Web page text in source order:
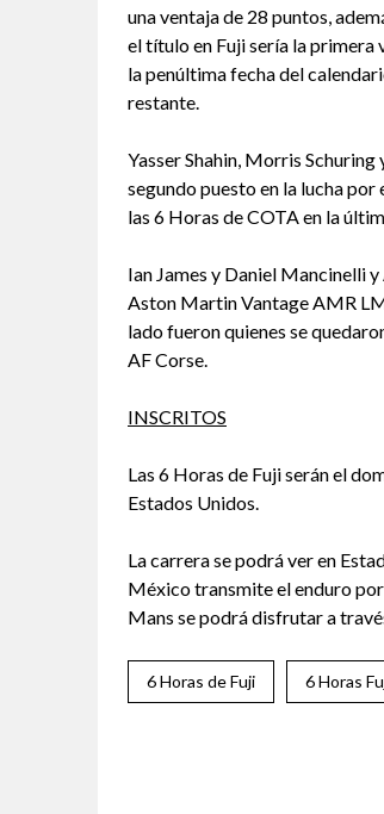
una ventaja de 28 puntos,
el título en Fuji sería la primera
la penúltima fecha del
restante.
Yasser Shahin, Morris
segundo puesto en la lucha
las 6 Horas de COTA en la
Ian James y Daniel Mancinelli
Aston Martin Vantage AMR
lado fueron quienes se
AF Corse.
INSCRITOS
Las 6 Horas de Fuji serán el
Estados Unidos.
La carrera se podrá ver en
México transmite el enduro
Mans se podrá disfrutar a
6 Horas de Fuji 6 Horas